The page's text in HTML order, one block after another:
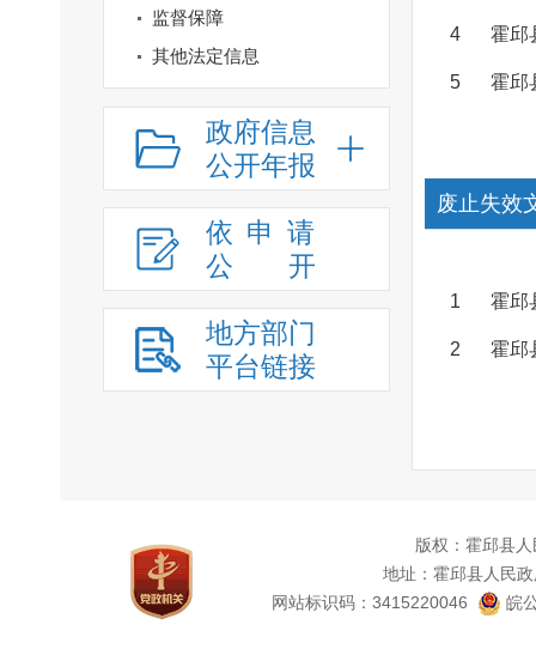
监督保障
其他法定信息
政府信息
公开年报
依申请
公
开
地方部门
平台链接
4 霍邱
5 霍邱
废止失效
1 霍邱
2 霍邱
版权：霍邱县
地址：霍邱县人民
网站标识码：3415220046
皖